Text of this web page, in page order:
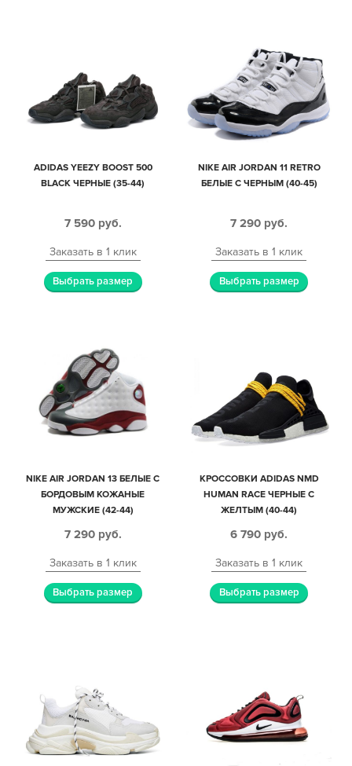
ADIDAS YEEZY BOOST 500
BLACK ЧЕРНЫЕ (35-44)
7 590 руб.
Заказать в 1 клик
Выбрать размер
NIKE AIR JORDAN 11 RETRO
БЕЛЫЕ С ЧЕРНЫМ (40-45)
7 290 руб.
Заказать в 1 клик
Выбрать размер
NIKE AIR JORDAN 13 БЕЛЫЕ С
БОРДОВЫМ КОЖАНЫЕ
МУЖСКИЕ (42-44)
7 290 руб.
Заказать в 1 клик
Выбрать размер
КРОССОВКИ ADIDAS NMD
HUMAN RACE ЧЕРНЫЕ С
ЖЕЛТЫМ (40-44)
6 790 руб.
Заказать в 1 клик
Выбрать размер